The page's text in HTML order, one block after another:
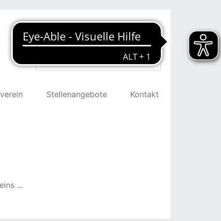
Suchen
Stellenangebote Kontakt
...